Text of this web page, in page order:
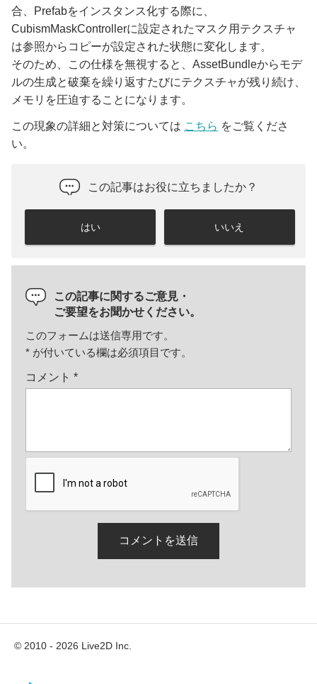
合、Prefabをインスタンス化する際に、
CubismMaskControllerに設定されたマスク用テクスチャ
は参照からコピーが設定された状態に変化します。
そのため、この仕様を無視すると、AssetBundleからモデ
ルの生成と破棄を繰り返すたびにテクスチャが残り続け、
メモリを圧迫することになります。
この現象の詳細と対策については こちら をご覧くださ
い。
この記事はお役に立ちましたか？
はい いいえ
この記事に関するご意見・
ご要望をお聞かせください。
このフォームは送信専用です。
* が付いている欄は必須項目です。
コメント *
© 2010 - 2026 Live2D Inc.